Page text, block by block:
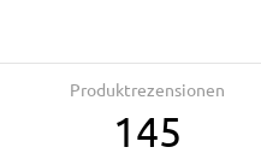
Produktrezensionen
145